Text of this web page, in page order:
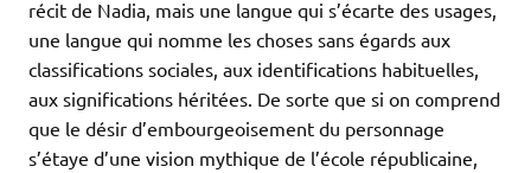
récit de Nadia, mais une langue qui s’écarte des usages,
une langue qui nomme les choses sans égards aux
classifications sociales, aux identifications habituelles,
aux significations héritées. De sorte que si on comprend
que le désir d’embourgeoisement du personnage
s’étaye d’une vision mythique de l’école républicaine,